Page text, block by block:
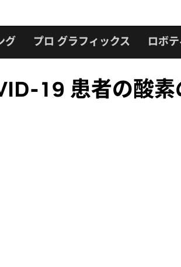
グ プロ グラフィックス ロボ
19 患者の酸